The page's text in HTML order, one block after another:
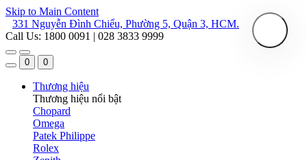
Skip to Main Content
331 Nguyễn Đình Chiểu, Phường 5, Quận 3, HCM.
Call Us: 1800 0091 | 028 3833 9999
0 0
Thương hiệu
Thương hiệu nổi bật
Chopard
Omega
Patek Philippe
Rolex